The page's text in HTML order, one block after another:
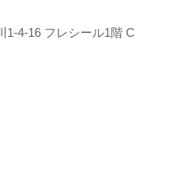
1-4-16 フレシール1階 C